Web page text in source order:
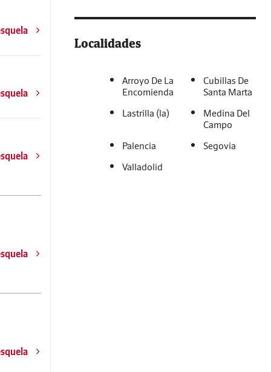
Localidades
Arroyo De La
Encomienda
Cubillas De
Santa Marta
Lastrilla (la)
Medina Del
Campo
Palencia
Segovia
Valladolid